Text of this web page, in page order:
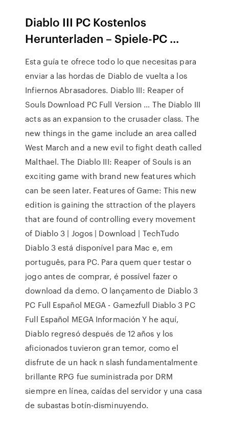
Diablo III PC Kostenlos
Herunterladen – Spiele-PC ...
Esta guía te ofrece todo lo que necesitas para
enviar a las hordas de Diablo de vuelta a los
Infiernos Abrasadores. Diablo III: Reaper of
Souls Download PC Full Version … The Diablo III
acts as an expansion to the crusader class. The
new things in the game include an area called
West March and a new evil to fight death called
Malthael. The Diablo III: Reaper of Souls is an
exciting game with brand new features which
can be seen later. Features of Game: This new
edition is gaining the sttraction of the players
that are found of controlling every movement
of Diablo 3 | Jogos | Download | TechTudo
Diablo 3 está disponível para Mac e, em
português, para PC. Para quem quer testar o
jogo antes de comprar, é possível fazer o
download da demo. O lançamento de Diablo 3
PC Full Español MEGA - Gamezfull Diablo 3 PC
Full Español MEGA Información Y he aquí,
Diablo regresó después de 12 años y los
aficionados tuvieron gran temor, como el
disfrute de un hack n slash fundamentalmente
brillante RPG fue suministrada por DRM
siempre en línea, caídas del servidor y una casa
de subastas botín-disminuyendo.